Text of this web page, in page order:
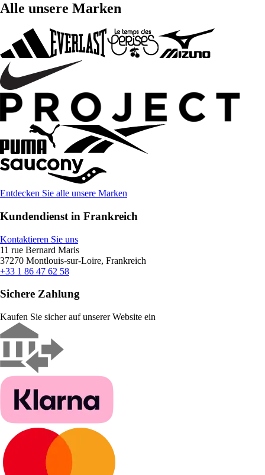
Alle unsere Marken
Entdecken Sie alle unsere Marken
Kundendienst in Frankreich
Kontaktieren Sie uns
11 rue Bernard Maris
37270 Montlouis-sur-Loire, Frankreich
+33 1 86 47 62 58
Sichere Zahlung
Kaufen Sie sicher auf unserer Website ein